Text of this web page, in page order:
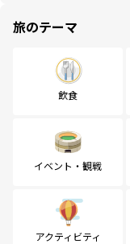
旅のテーマ
飲食
イベント・観戦
アクティビティ